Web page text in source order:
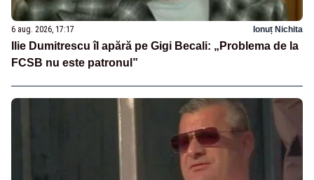
6 aug. 2026, 17:17 Ionuț Nichita
Ilie Dumitrescu îl apără pe Gigi Becali: „Problema de la
FCSB nu este patronul”